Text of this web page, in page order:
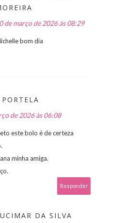
de março de 2026 às 08:29
bom dia
de 2026 às 06:08
este bolo é de certeza
minha amiga.
Responder
DA SILVA